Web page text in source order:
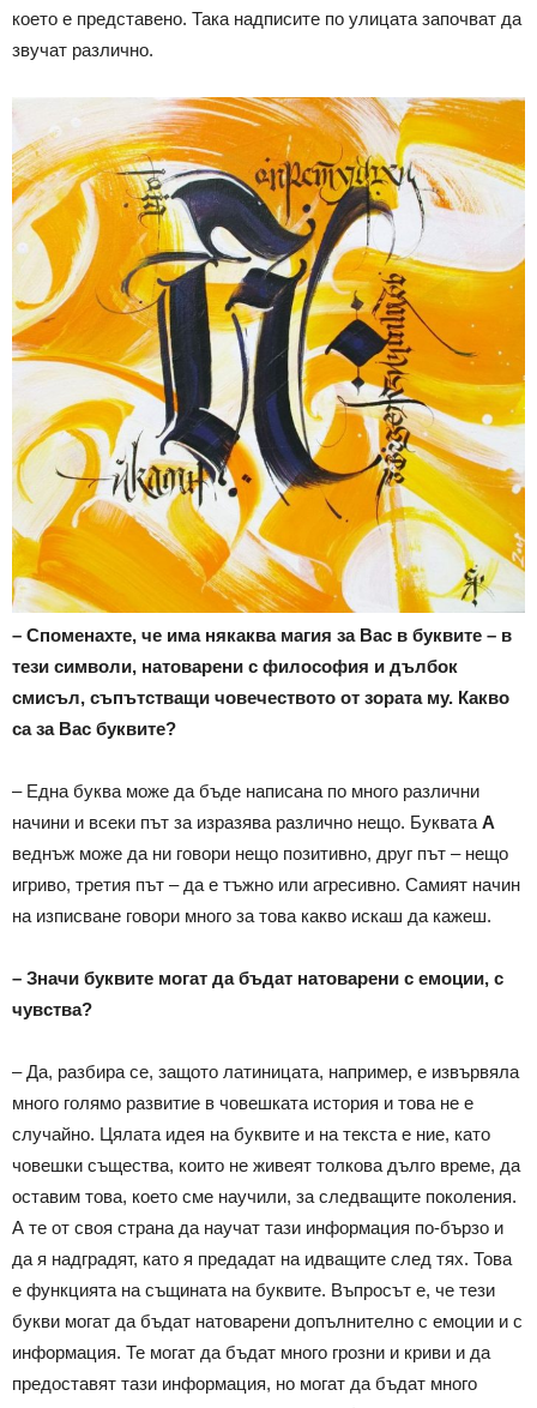
което е представено. Така надписите по улицата започват да
звучат различно.
– Споменахте, че има някаква магия за Вас в буквите – в
тези символи, натоварени с философия и дълбок
смисъл, съпътстващи човечеството от зората му. Какво
са за Вас буквите?
– Една буква може да бъде написана по много различни
начини и всеки път за изразява различно нещо. Буквата А
веднъж може да ни говори нещо позитивно, друг път – нещо
игриво, третия път – да е тъжно или агресивно. Самият начин
на изписване говори много за това какво искаш да кажеш.
– Значи буквите могат да бъдат натоварени с емоции, с
чувства?
– Да, разбира се, защото латиницата, например, е извървяла
много голямо развитие в човешката история и това не е
случайно. Цялата идея на буквите и на текста е ние, като
човешки същества, които не живеят толкова дълго време, да
оставим това, което сме научили, за следващите поколения.
А те от своя страна да научат тази информация по-бързо и
да я надградят, като я предадат на идващите след тях. Това
е функцията на същината на буквите. Въпросът е, че тези
букви могат да бъдат натоварени допълнително с емоции и с
информация. Те могат да бъдат много грозни и криви и да
предоставят тази информация, но могат да бъдат много